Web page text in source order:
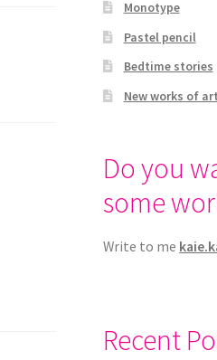
Monotype
Pastel pencil
Bedtime stories
New works of art
Do you
some
Write to me
Recent